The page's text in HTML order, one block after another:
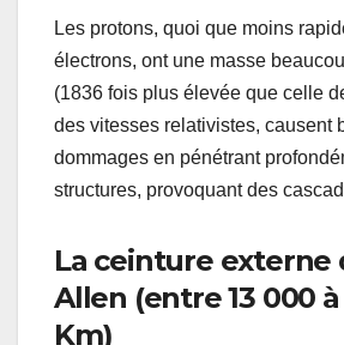
Les protons, quoi que moins
électrons, ont une masse
(1836 fois plus élevée que celle
des vitesses relativistes, causent
dommages en pénétrant
structures, provoquant des
La ceinture externe
Allen (entre 13 000
Km)